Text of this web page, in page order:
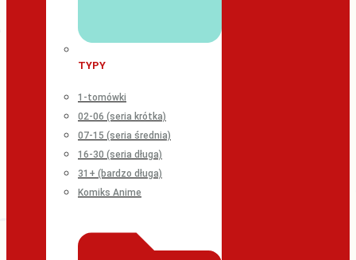
TYPY
1-tomówki
02-06 (seria krótka)
07-15 (seria średnia)
16-30 (seria długa)
31+ (bardzo długa)
Komiks Anime